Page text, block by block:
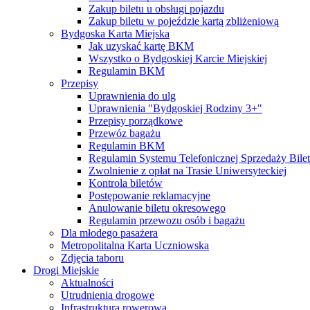
Zakup biletu u obsługi pojazdu
Zakup biletu w pojeździe kartą zbliżeniową
Bydgoska Karta Miejska
Jak uzyskać kartę BKM
Wszystko o Bydgoskiej Karcie Miejskiej
Regulamin BKM
Przepisy
Uprawnienia do ulg
Uprawnienia "Bydgoskiej Rodziny 3+"
Przepisy porządkowe
Przewóz bagażu
Regulamin BKM
Regulamin Systemu Telefonicznej Sprzedaży
Zwolnienie z opłat na Trasie Uniwersyteckiej
Kontrola biletów
Postępowanie reklamacyjne
Anulowanie biletu okresowego
Regulamin przewozu osób i bagażu
Dla młodego pasażera
Metropolitalna Karta Uczniowska
Zdjęcia taboru
Drogi Miejskie
Aktualności
Utrudnienia drogowe
Infrastruktura rowerowa